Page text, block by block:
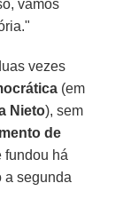
vamos
vezes
(em
Nieto), sem
de
fundou há
a segunda